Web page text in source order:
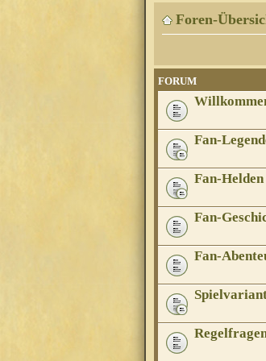
Foren-
FORUM
Fan-
Fan-Helden
Fan-
Fan-